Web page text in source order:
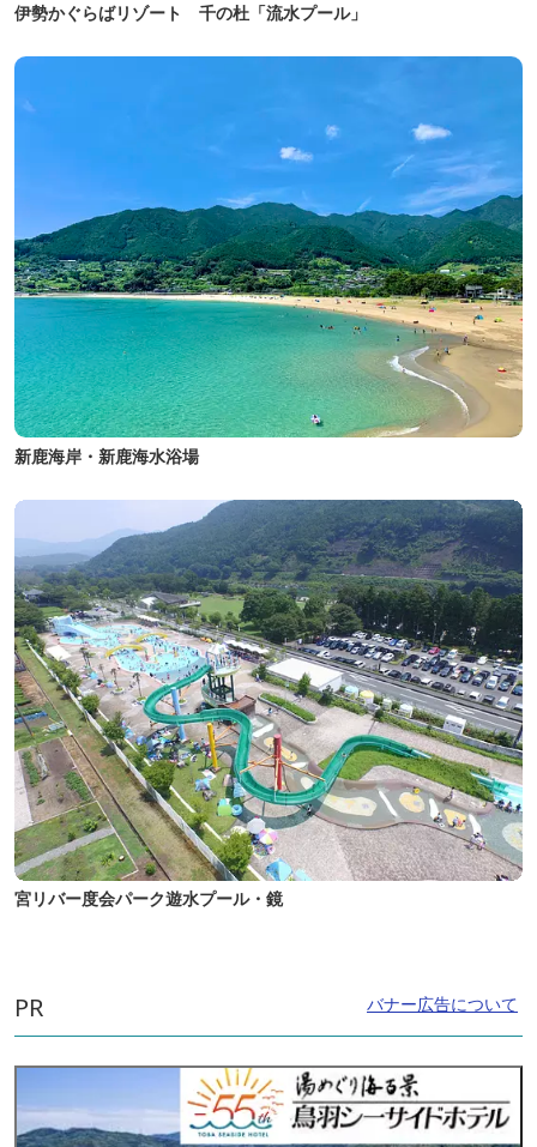
伊勢かぐらばリゾート 千の杜「流水プール」
新鹿海岸・新鹿海水浴場
宮リバー度会パーク遊水プール・鏡
PR バナー広告について